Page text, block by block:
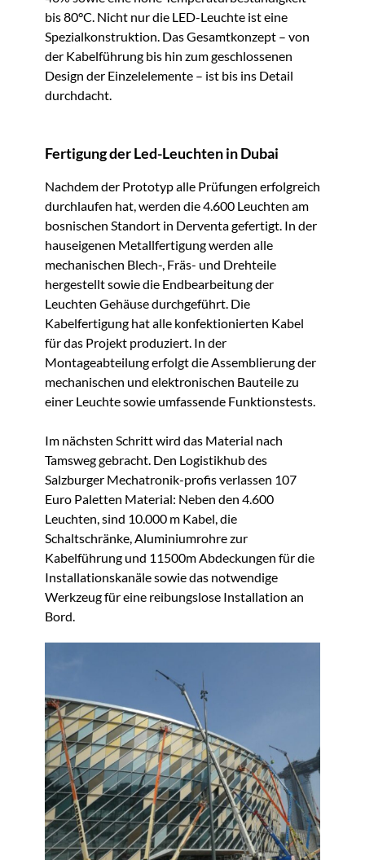
bis 80°C. Nicht nur die LED-Leuchte ist eine
Spezialkonstruktion. Das Gesamtkonzept – von
der Kabelführung bis hin zum geschlossenen
Design der Einzelelemente – ist bis ins Detail
durchdacht.
Fertigung der Led-Leuchten in Dubai
Nachdem der Prototyp alle Prüfungen erfolgreich
durchlaufen hat, werden die 4.600 Leuchten am
bosnischen Standort in Derventa gefertigt. In der
hauseigenen Metallfertigung werden alle
mechanischen Blech-, Fräs- und Drehteile
hergestellt sowie die Endbearbeitung der
Leuchten Gehäuse durchgeführt. Die
Kabelfertigung hat alle konfektionierten Kabel
für das Projekt produziert. In der
Montageabteilung erfolgt die Assemblierung der
mechanischen und elektronischen Bauteile zu
einer Leuchte sowie umfassende Funktionstests.
Im nächsten Schritt wird das Material nach
Tamsweg gebracht. Den Logistikhub des
Salzburger Mechatronik-profis verlassen 107
Euro Paletten Material: Neben den 4.600
Leuchten, sind 10.000 m Kabel, die
Schaltschränke, Aluminiumrohre zur
Kabelführung und 11500m Abdeckungen für die
Installationskanäle sowie das notwendige
Werkzeug für eine reibungslose Installation an
Bord.